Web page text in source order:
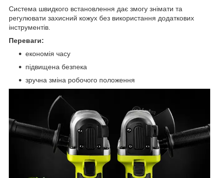
Система швидкого встановлення дає змогу знімати та
регулювати захисний кожух без використання додаткових
інструментів.
Переваги:
економія часу
підвищена безпека
зручна зміна робочого положення